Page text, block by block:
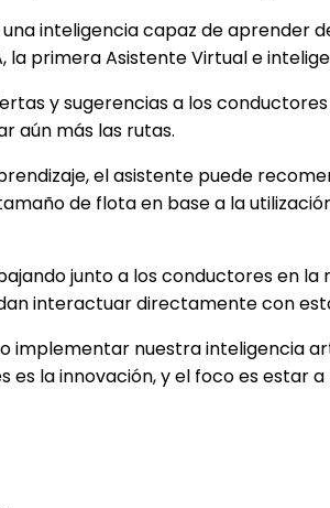
inteligencia capaz de aprender
la primera Asistente Virtual e
y sugerencias a los
aún más las rutas.
el asistente puede
de flota en base a la
junto a los conductores en la
interactuar directamente con
implementar nuestra inteligencia
es la innovación, y el foco es estar